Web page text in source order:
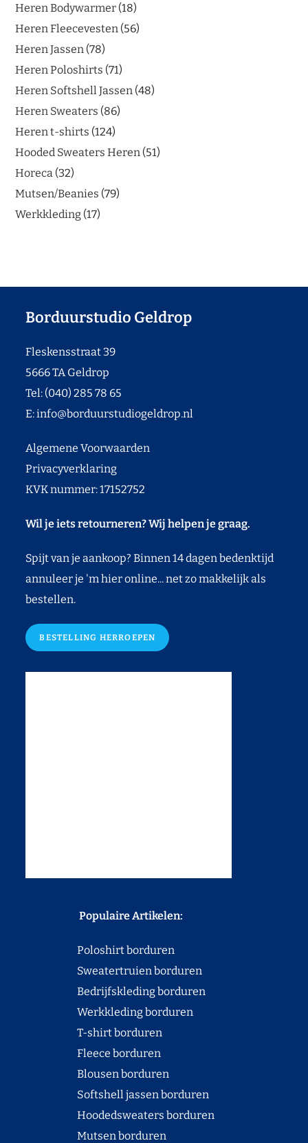
Heren Bodywarmer 18
Heren Fleecevesten 56
Heren Jassen 78
Heren Poloshirts 71
Heren Softshell Jassen 48
Heren Sweaters 86
Heren t-shirts 124
Hooded Sweaters Heren 51
Horeca 32
Mutsen/Beanies 79
Werkkleding 17
Borduurstudio Geldrop
Fleskensstraat 39
5666 TA Geldrop
Tel: (040) 285 78 65
E:info@borduurstudiogeldrop.nl
Algemene Voorwaarden
Privacyverklaring
KVK nummer: 17152752
Wil je iets retourneren? Wij helpen je graag.
Spijt van je aankoop? Binnen 14 dagen bedenktijd
annuleer je 'm hier online... net zo makkelijk als
bestellen.
BESTELLING HERROEPEN
Populaire Artikelen:
Poloshirt borduren
Sweatertruien borduren
Bedrijfskleding borduren
Werkkleding borduren
T-shirt borduren
Fleece borduren
Blousen borduren
Softshell jassen borduren
Hoodedsweaters borduren
Mutsen borduren